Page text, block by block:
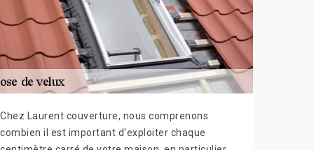
Chez Laurent couverture, nous comprenons
combien il est important d'exploiter chaque